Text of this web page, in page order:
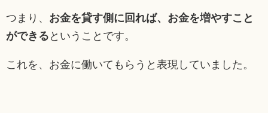
つまり、 お金を貸す側に回れば、お金を増やすこと
ができる ということです。
これを、お金に働いてもらうと表現していました。